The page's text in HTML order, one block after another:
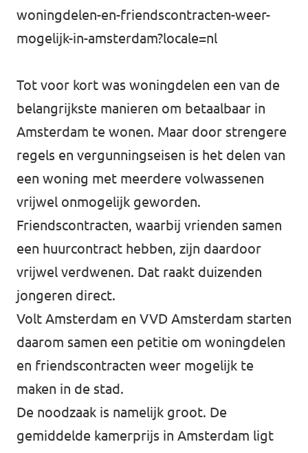
woningdelen-en-friendscontracten-weer-
mogelijk-in-amsterdam?locale=nl
Tot voor kort was woningdelen een van de
belangrijkste manieren om betaalbaar in
Amsterdam te wonen. Maar door strengere
regels en vergunningseisen is het delen van
een woning met meerdere volwassenen
vrijwel onmogelijk geworden.
Friendscontracten, waarbij vrienden samen
een huurcontract hebben, zijn daardoor
vrijwel verdwenen. Dat raakt duizenden
jongeren direct.
Volt Amsterdam en VVD Amsterdam starten
daarom samen een petitie om woningdelen
en friendscontracten weer mogelijk te
maken in de stad.
De noodzaak is namelijk groot. De
gemiddelde kamerprijs in Amsterdam ligt